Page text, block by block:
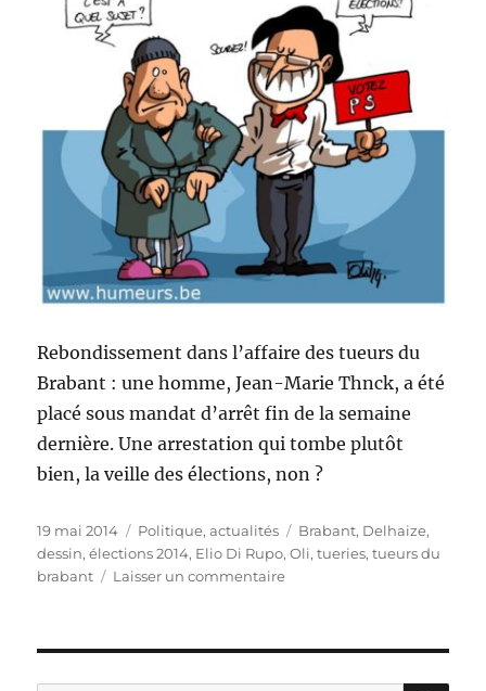
Rebondissement dans l’affaire des tueurs du
Brabant : une homme, Jean-Marie Thnck, a été
placé sous mandat d’arrêt fin de la semaine
dernière. Une arrestation qui tombe plutôt
bien, la veille des élections, non ?
Publié
le
19 mai 2014 Catégories
Politique, actualités Étiquettes
Brabant, Delhaize,
dessin,élections 2014, Elio Di Rupo,Oli,tueries,tueurs du
brabant
Laisser un commentairesur